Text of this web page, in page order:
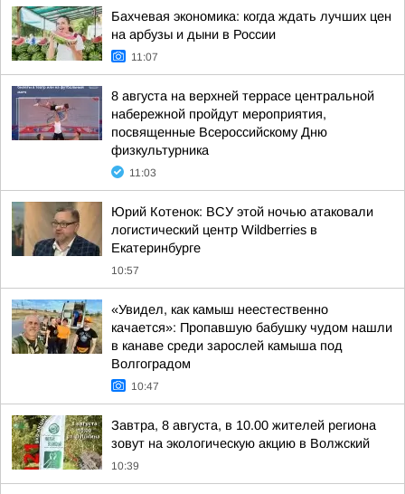
Бахчевая экономика: когда ждать лучших цен
на арбузы и дыни в России
11:07
8 августа на верхней террасе центральной
набережной пройдут мероприятия,
посвященные Всероссийскому Дню
физкультурника
11:03
Юрий Котенок: ВСУ этой ночью атаковали
логистический центр Wildberries в
Екатеринбурге
10:57
«Увидел, как камыш неестественно
качается»: Пропавшую бабушку чудом нашли
в канаве среди зарослей камыша под
Волгоградом
10:47
Завтра, 8 августа, в 10.00 жителей региона
зовут на экологическую акцию в Волжский
10:39